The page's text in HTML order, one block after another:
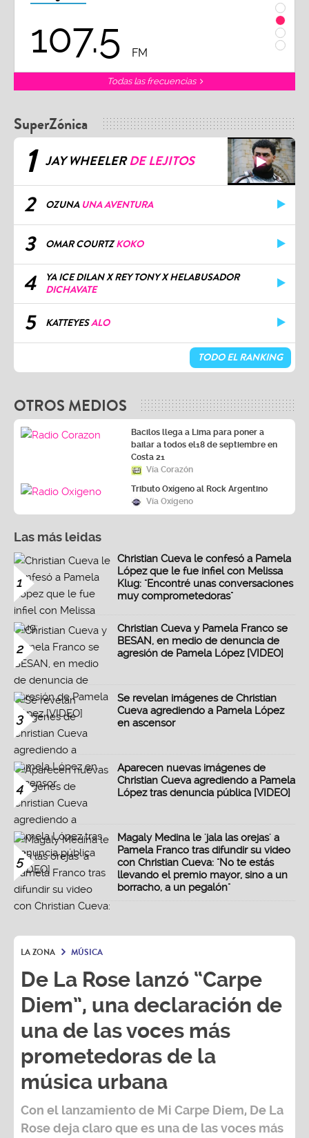
107.5 FM
Todas las frecuencias
SuperZónica
1 JAY WHEELERDE LEJITOS
2 OZUNA UNA AVENTURA
3 OMAR COURTZKOKO
4
YA ICE DILAN X REY TONY X HELABUSADOR
DICHAVATE
5 KATTEYESALO
TODO EL RANKING
OTROS MEDIOS
Bacilos llega a Lima para poner a
bailar a todos el18 de septiembre en
Costa 21
Vía Corazón
Tributo Oxígeno al Rock Argentino
Vía Oxígeno
Las más leidas
1
Christian Cueva le confesó a Pamela
López que le fue infiel con Melissa
Klug: "Encontré unas conversaciones
muy comprometedoras"
2
Christian Cueva y Pamela Franco se
BESAN, en medio de denuncia de
agresión de Pamela López [VIDEO]
3
Se revelan imágenes de Christian
Cueva agrediendo a Pamela López
en ascensor
4
Aparecen nuevas imágenes de
Christian Cueva agrediendo a Pamela
López tras denuncia pública [VIDEO]
5
Magaly Medina le 'jala las orejas' a
Pamela Franco tras difundir su video
con Christian Cueva: "No te estás
llevando el premio mayor, sino a un
borracho, a un pegalón"
LA ZONA MÚSICA
De La Rose lanzó “Carpe
Diem”, una declaración de
una de las voces más
prometedoras de la
música urbana
Con el lanzamiento de Mi Carpe Diem, De La
Rose deja claro que es una de las voces más